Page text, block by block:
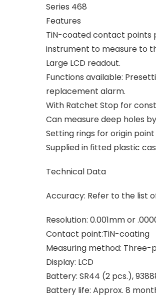
Series 468
Features
TiN-coated contact points
instrument to measure to
Large LCD readout.
Functions available:
replacement alarm.
With Ratchet Stop for
Can measure deep holes
Setting rings for origin
Supplied in fitted plastic
Technical Data
Accuracy: Refer to the list
Resolution: 0.001mm or
Contact point:TiN-coating
Measuring method:
Display: LCD
Battery: SR44 (2 pcs.),
Battery life: Approx. 8